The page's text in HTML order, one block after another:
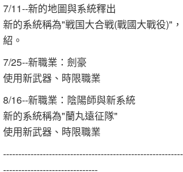
7/11--新的地圖與系統釋出
新的系統稱為"戦国大合戦(戰國大戰役)"
紹。
7/25--新職業：劍豪
使用新武器、時限職業
8/16--新職業：陰陽師與新系統
新的系統稱為"蘭丸遠征隊"
使用新武器、時限職業
-------------------------------